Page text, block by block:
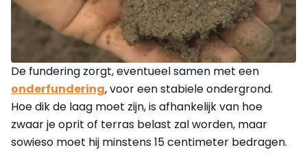
De fundering zorgt, eventueel samen met een
onderfundering, voor een stabiele ondergrond.
Hoe dik de laag moet zijn, is afhankelijk van hoe
zwaar je oprit of terras belast zal worden, maar
sowieso moet hij minstens 15 centimeter bedragen.